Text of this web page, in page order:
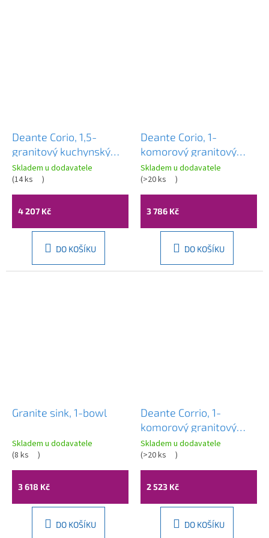
Deante Corio, 1,5-
granitový kuchynský
drez 970x500x215mm,
piesková, DEA-
ZRC_7513
Skladem u dodavatele
(14 ks )
4 207 Kč
DO KOŠÍKU
Deante Corio, 1-
komorový granitový
drez 860x500x216mm,
piesková, DEA-ZRC_711A
Skladem u dodavatele
(>20 ks )
3 786 Kč
DO KOŠÍKU
Granite sink, 1-bowl
Skladem u dodavatele
(8 ks )
3 618 Kč
DO KOŠÍKU
Deante Corrio, 1-
komorový granitový
dřez 400x500x211 mm,
písková, DEA-ZRC_7103
Skladem u dodavatele
(>20 ks )
2 523 Kč
DO KOŠÍKU